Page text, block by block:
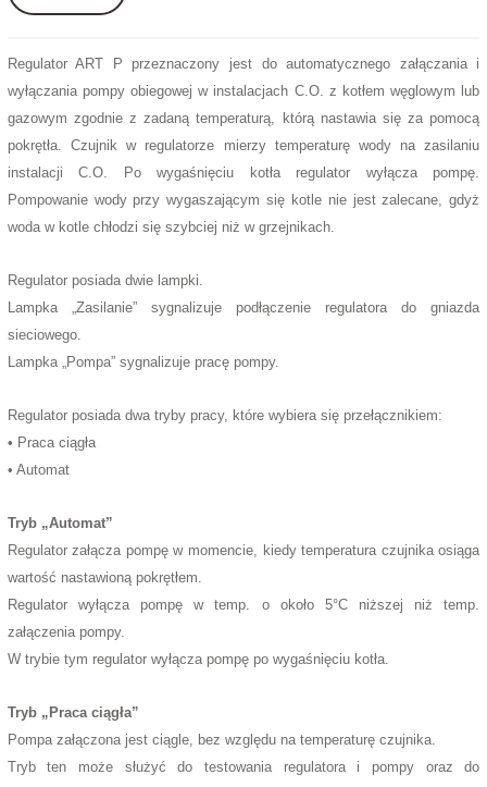
Regulator ART P przeznaczony jest do automatycznego załączania i
wyłączania pompy obiegowej w instalacjach C.O. z kotłem węglowym lub
gazowym zgodnie z zadaną temperaturą, którą nastawia się za pomocą
pokrętła. Czujnik w regulatorze mierzy temperaturę wody na zasilaniu
instalacji C.O. Po wygaśnięciu kotła regulator wyłącza pompę.
Pompowanie wody przy wygaszającym się kotle nie jest zalecane, gdyż
woda w kotle chłodzi się szybciej niż w grzejnikach.
Regulator posiada dwie lampki.
Lampka „Zasilanie” sygnalizuje podłączenie regulatora do gniazda
sieciowego.
Lampka „Pompa” sygnalizuje pracę pompy.
Regulator posiada dwa tryby pracy, które wybiera się przełącznikiem:
• Praca ciągła
• Automat
Tryb „Automat”
Regulator załącza pompę w momencie, kiedy temperatura czujnika osiąga
wartość nastawioną pokrętłem.
Regulator wyłącza pompę w temp. o około 5°C niższej niż temp.
załączenia pompy.
W trybie tym regulator wyłącza pompę po wygaśnięciu kotła.
Tryb „Praca ciągła”
Pompa załączona jest ciągle, bez względu na temperaturę czujnika.
Tryb ten może służyć do testowania regulatora i pompy oraz do